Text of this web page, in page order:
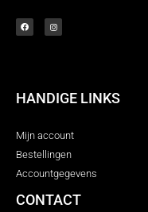
HANDIGE LINKS
Mijn account
Bestellingen
Accountgegevens
CONTACT